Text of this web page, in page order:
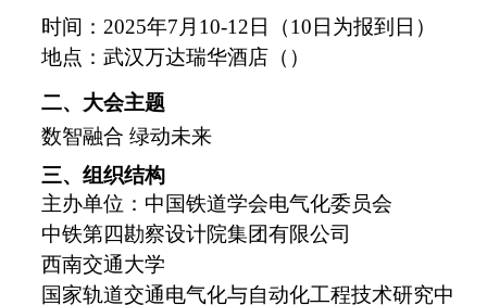
时间： 2025年7月10-12日（10日为报到日）
地点：武汉万达瑞华酒店（ ）
二、 大会主题
数智融合 绿动未来
三、组织结构
主办单位： 中国铁道学会电气化委员会
中铁第四勘察设计院集团有限公司
西南交通大学
国家轨道交通电气化与自动化工程技术研究中